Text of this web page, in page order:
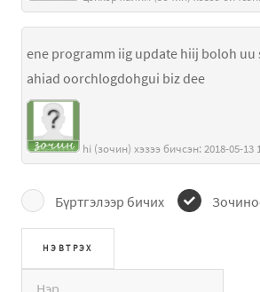
ene programm iig update hiij boloh uu
ahiad oorchlogdohgui biz dee
Бүртгэлээр бичих